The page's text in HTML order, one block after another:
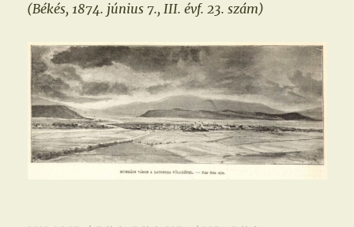
(Békés, 1874. június 7., III. évf. 23. szám)